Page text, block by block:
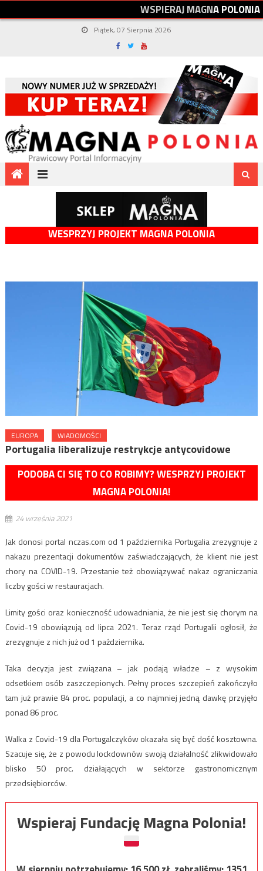
WSPIERAJMAGNAPOLONIA
Piątek, 07 Sierpnia 2026
WESPRZYJ PROJEKT MAGNA POLONIA
EUROPA WIADOMOŚCI
Portugalia liberalizuje restrykcje antycovidowe
PODOBA CI SIĘ TO CO ROBIMY? WESPRZYJ PROJEKT
MAGNA POLONIA!
24 września 2021
Jak donosi portal nczas.com od 1 października Portugalia zrezygnuje z
nakazu prezentacji dokumentów zaświadczających, że klient nie jest
chory na COVID-19. Przestanie też obowiązywać nakaz ograniczania
liczby gości w restauracjach.
Limity gości oraz konieczność udowadniania, że nie jest się chorym na
Covid-19 obowiązują od lipca 2021. Teraz rząd Portugalii ogłosił, że
zrezygnuje z nich już od 1 października.
Taka decyzja jest związana – jak podają władze – z wysokim
odsetkiem osób zaszczepionych. Pełny proces szczepień zakończyło
tam już prawie 84 proc. populacji, a co najmniej jedną dawkę przyjęło
ponad 86 proc.
Walka z Covid-19 dla Portugalczyków okazała się być dość kosztowna.
Szacuje się, że z powodu lockdownów swoją działalność zlikwidowało
blisko 50 proc. działających w sektorze gastronomicznym
przedsiębiorców.
Wspieraj Fundację Magna Polonia!